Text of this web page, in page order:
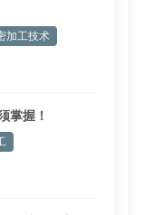
加工技术
掌握！